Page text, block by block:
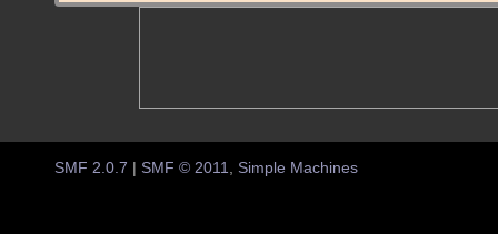
SMF 2.0.7 SMF © 2011 Simple Machines